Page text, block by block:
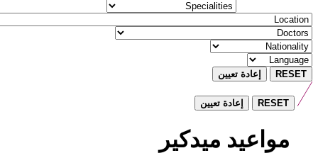
RESET إعادة تعيين
RESET إعادة تعيين
مواعيد ميدكير